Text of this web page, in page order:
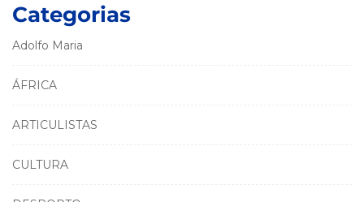
Categorias
Adolfo Maria
ÁFRICA
ARTICULISTAS
CULTURA